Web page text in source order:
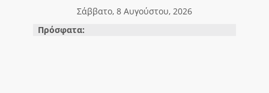
περιεχόμενο
Σάββατο, 8 Αυγούστου, 2026
Πρόσφατα: